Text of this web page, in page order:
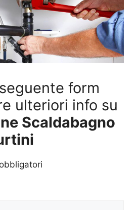
form
ulteriori info su
Scaldabagno